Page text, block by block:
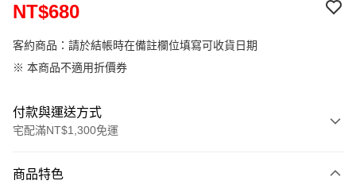
NT$680
客約商品：請於結帳時在備註欄位填寫可收貨日期
※ 本商品不適用折價券
付款與運送方式
宅配滿NT$1,300免運
信用卡一次付款
商品特色